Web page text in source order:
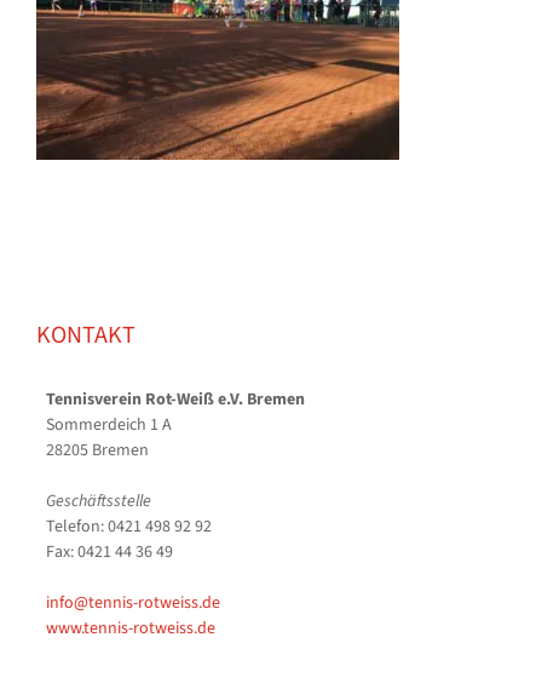
KONTAKT
Tennisverein Rot-Weiß e.V. Bremen
Sommerdeich 1 A
28205 Bremen
Geschäftsstelle
Telefon: 0421 498 92 92
Fax: 0421 44 36 49
info@tennis-rotweiss.de
www.tennis-rotweiss.de